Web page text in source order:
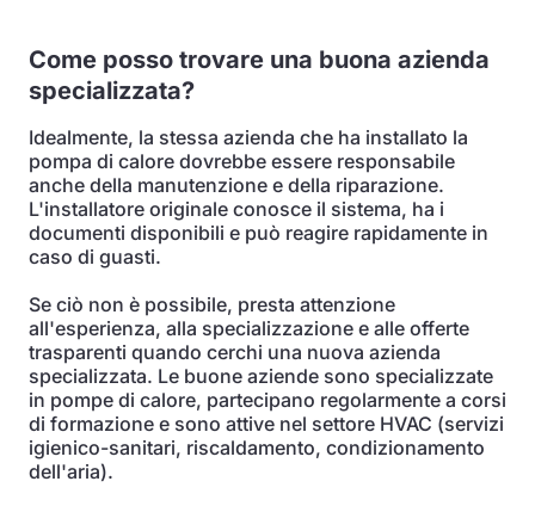
Come posso trovare una buona azienda
specializzata?
Idealmente, la stessa azienda che ha installato la
pompa di calore dovrebbe essere responsabile
anche della manutenzione e della riparazione.
L'installatore originale conosce il sistema, ha i
documenti disponibili e può reagire rapidamente in
caso di guasti.
Se ciò non è possibile, presta attenzione
all'esperienza, alla specializzazione e alle offerte
trasparenti quando cerchi una nuova azienda
specializzata. Le buone aziende sono specializzate
in pompe di calore, partecipano regolarmente a corsi
di formazione e sono attive nel settore HVAC (servizi
igienico-sanitari, riscaldamento, condizionamento
dell'aria).